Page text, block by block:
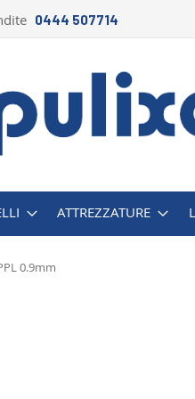
0444 507714
ATTREZZATURE
0.9mm